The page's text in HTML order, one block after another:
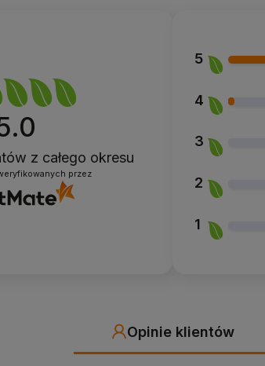
z całego okresu
przez
5
4
3
2
1
Opinie klientów